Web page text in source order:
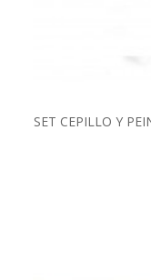
SET CEPILLO Y